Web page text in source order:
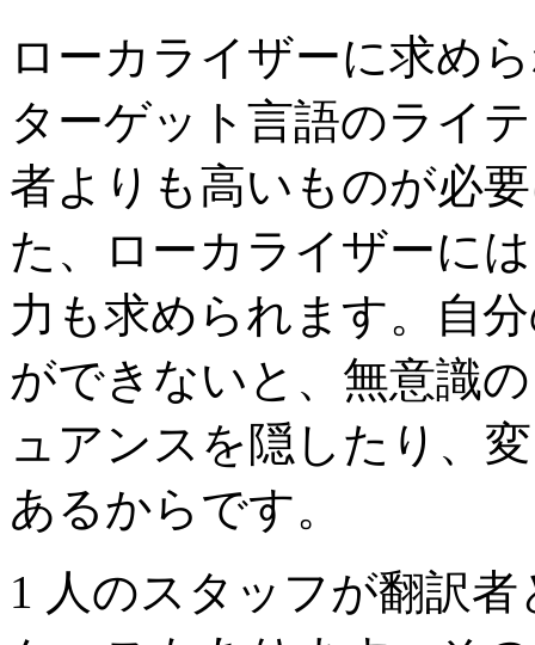
ローカライザーに求め
ターゲット言語のライ
者よりも高いものが必
た、ローカライザーに
力も求められます。自
ができないと、無意識
ュアンスを隠したり、
あるからです。
1 人のスタッフが翻訳